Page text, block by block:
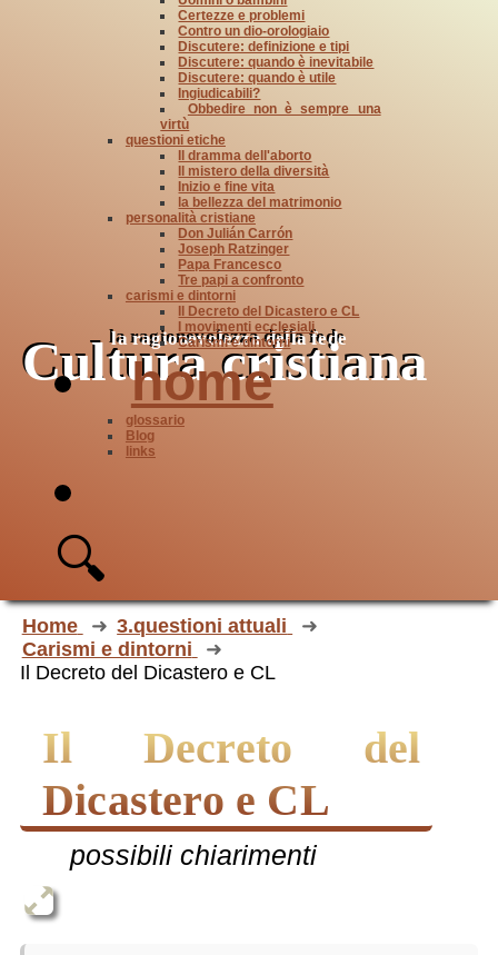
Cultura cristiana
la ragionevolezza della fede
Certezze e problemi
Contro un dio-orologiaio
Discutere: definizione e tipi
Discutere: quando è inevitabile
Discutere: quando è utile
Ingiudicabili?
Obbedire non è sempre una
virtù
questioni etiche
Il dramma dell'aborto
Il mistero della diversità
Inizio e fine vita
la bellezza del matrimonio
personalità cristiane
Don Julián Carrón
Joseph Ratzinger
Papa Francesco
Tre papi a confronto
carismi e dintorni
Il Decreto del Dicastero e CL
I movimenti ecclesiali
Carismi e dintorni
home
glossario
Blog
links
🔍
Home
3.questioni attuali
Carismi e dintorni
Il Decreto del Dicastero e CL
Il Decreto del
Dicastero e CL
possibili chiarimenti